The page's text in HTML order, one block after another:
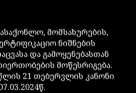
მომსახურების,
ნიშნების
და გამოყენებასთან
მოწესრიგება.
21 თებერვლის კანონი